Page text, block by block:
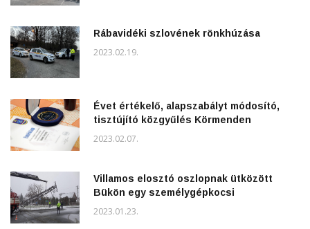
Rábavidéki szlovének rönkhúzása
2023.02.19.
Évet értékelő, alapszabályt módosító,
tisztújító közgyűlés Körmenden
2023.02.07.
Villamos elosztó oszlopnak ütközött
Bükön egy személygépkocsi
2023.01.23.